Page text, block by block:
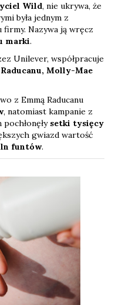
Wild, nie ukrywa, że
była jednym z
firmy. Nazywa ją wręcz
marki.
Unilever, współpracuje
Molly-Mae
z Emmą Raducanu
, natomiast kampanie z
setki tysięcy
gwiazd wartość
funtów.